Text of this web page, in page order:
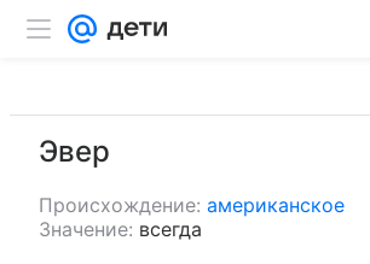
Эвер
Происхождение: американское
Значение: всегда